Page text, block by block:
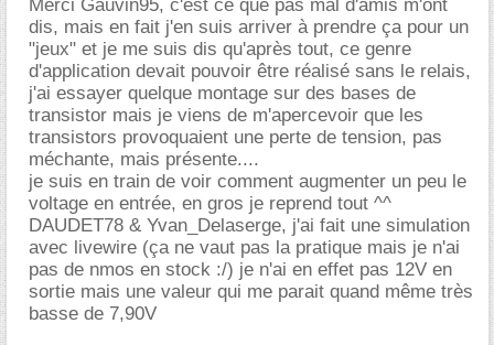
Merci Gauvin95, c'est ce que pas mal d'amis m'ont
dis, mais en fait j'en suis arriver à prendre ça pour un
"jeux" et je me suis dis qu'après tout, ce genre
d'application devait pouvoir être réalisé sans le relais,
j'ai essayer quelque montage sur des bases de
transistor mais je viens de m'apercevoir que les
transistors provoquaient une perte de tension, pas
méchante, mais présente....
je suis en train de voir comment augmenter un peu le
voltage en entrée, en gros je reprend tout ^^
DAUDET78 & Yvan_Delaserge, j'ai fait une simulation
avec livewire (ça ne vaut pas la pratique mais je n'ai
pas de nmos en stock :/) je n'ai en effet pas 12V en
sortie mais une valeur qui me parait quand même très
basse de 7,90V